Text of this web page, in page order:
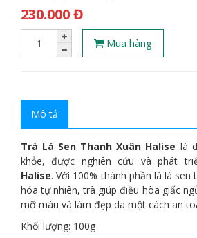
230.000 Đ
Mua hàng
Mô tả
Trà Lá Sen Thanh Xuân Halise là
khỏe, được nghiên cứu và phát
Halise. Với 100% thành phần là lá
hóa tự nhiên, trà giúp điều hòa giấc
mỡ máu và làm đẹp da một cách an
Khối lượng: 100g